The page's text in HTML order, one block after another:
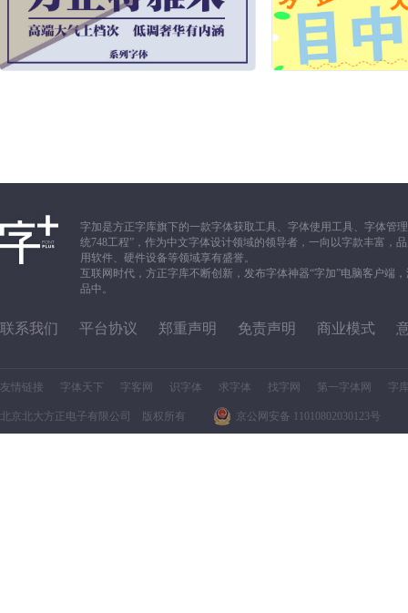
字加是方正字库旗下的一款字体获取工具、字体使用工具、字体管
统748工程”，作为中文字体设计领域的领导者，一向以字款丰富，
用软件、硬件设备等领域享有盛誉。
互联网时代，方正字库不断创新，发布字体神器“字加”电脑客户端
品中。
联系我们 平台协议 郑重声明 免责声明 商业模式
友情链接 字体天下 字客网 识字体 求字体 找字网 第一字体网 字
北京北大方正电子有限公司 版权所有 京公网安备 11010802030123号